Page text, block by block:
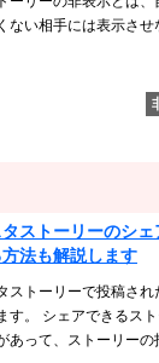
ない相手には表示さ
ストーリーのシェ
法も解説します
ストーリーで投稿さ
す。 シェアできるス
あって、ストーリー